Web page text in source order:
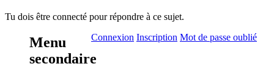
Tu dois être connecté pour répondre à ce sujet.
Connexion Inscription Mot de passe oublié
Menu
secondaire